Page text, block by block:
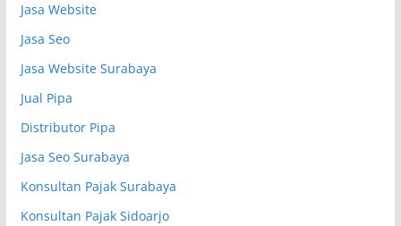
Jasa Website
Jasa Seo
Jasa Website Surabaya
Jual Pipa
Distributor Pipa
Jasa Seo Surabaya
Konsultan Pajak Surabaya
Konsultan Pajak Sidoarjo